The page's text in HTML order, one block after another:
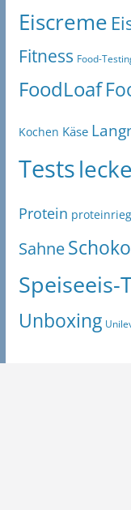
Eiscreme
Fitness Food-
FoodLoaf
Kochen Käse
Tests
Protein
Sahne
Speiseeis-
Unboxing